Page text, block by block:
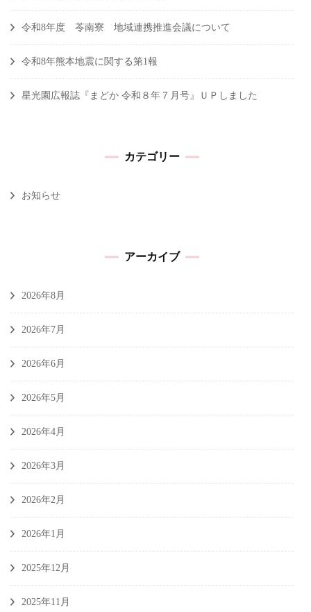
令和8年度 苓南寮 地域連携推進会議について
令和8年熊本地震に関する第1報
星光園広報誌『まどか 令和８年７月号』ＵＰしました
カテゴリー
お知らせ
アーカイブ
2026年8月
2026年7月
2026年6月
2026年5月
2026年4月
2026年3月
2026年2月
2026年1月
2025年12月
2025年11月